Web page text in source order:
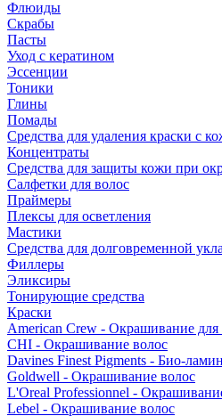
Флюиды
Скрабы
Пасты
Уход с кератином
Эссенции
Тоники
Глины
Помады
Средства для удаления краски с
Концентраты
Средства для защиты кожи при
Салфетки для волос
Праймеры
Плексы для осветления
Мастики
Средства для долговременной
Филлеры
Эликсиры
Тонирующие средства
Краски
American Crew - Окрашивание
CHI - Окрашивание волос
Davines Finest Pigments - Био-
Goldwell - Окрашивание волос
L'Oreal Professionnel -
Lebel - Окрашивание волос